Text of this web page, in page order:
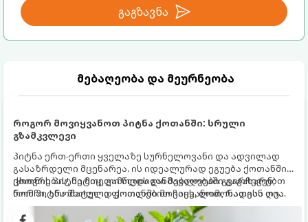
გაგზავნა
მებაღეობა და მეურნეობა
როგორ მოვიყვანოთ პიტნა ქოთანში: სრული
გზამკვლევი
პიტნა ერთ-ერთი ყველაზე სურნელოვანი და ადვილად
გასაზრდელი მცენარეა. ის იდეალურად ეგუება ქოთანში
ცხოვრებას, მეტიც, გამოცდილი მებაღეები გვირჩევენ,
რომ პიტნა მხოლოდ ქოთანში მოვიყვანოთ, რადგან ღია
გრუნტში (ბაღში) დარგვისას ის ფესვებით ძალიან
სწრაფად ვრცელდება და სხვა მცენარეებს ავიწროებს.
ქოთნის პიტნა მთელი წლის განმავლობაში გაგახარებთ
ნორჩი, არომატული ფოთლებით ჩაის, ლიმონათისა თუ
კერძებისთვის.